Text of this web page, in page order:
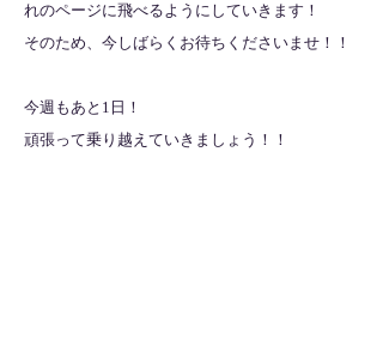
れのページに飛べるようにしていきます！
そのため、今しばらくお待ちくださいませ！！
今週もあと1日！
頑張って乗り越えていきましょう！！